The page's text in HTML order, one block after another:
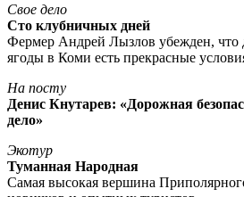
Свое дело
Сто клубничных дней
Фермер Андрей Лызлов убежден, что
ягоды в Коми есть прекрасные
На посту
Денис Кнутарев: «Дорожная
дело»
Экотур
Туманная Народная
Самая высокая вершина